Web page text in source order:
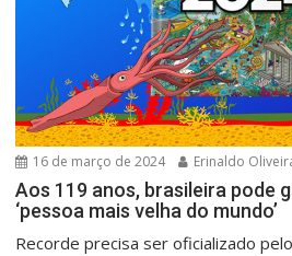
16 de março de 2024 Erinaldo
Aos 119 anos, brasileira pode
‘pessoa mais velha do mundo’
Recorde precisa ser oficializado